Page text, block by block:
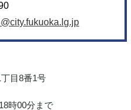
目8番1号
時00分まで